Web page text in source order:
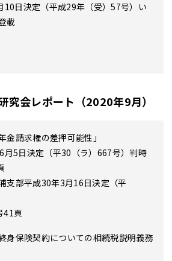
10日決定（平成29年（受）57号）い
載
究会レポート（2020年9月）
金請求権の差押可能性」
月5日決定（平30（ラ）667号）判時
部平成30年3月16日決定（平
41頁
身保険契約についての相続税説明義務